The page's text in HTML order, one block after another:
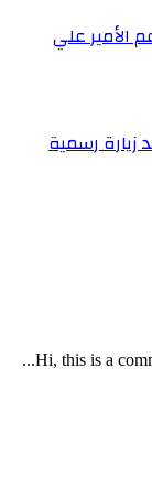
الأمير علي
زيارة رسمية
Hi, this is a